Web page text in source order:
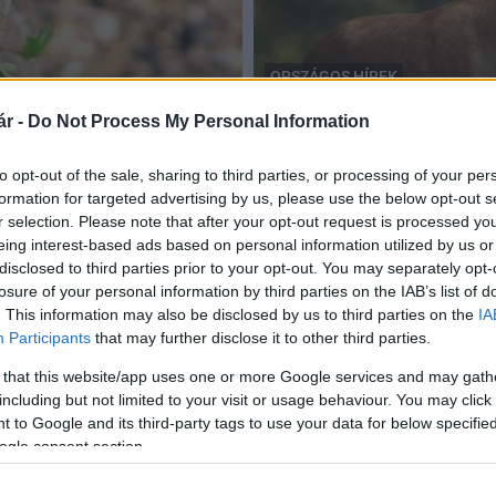
- Do Not Process My Personal Information
opt-out of the sale, sharing to third parties, or processing of your
for targeted advertising by us, please use the below opt-out
selection. Please note that after your opt-out request is processed
interest-based ads based on personal information utilized by us
to third parties prior to your opt-out. You may separately
of your personal information by third parties on the IAB’s list of
This information may also be disclosed by us to third parties on the
Participants that may further disclose it to other third parties.
that this website/app uses one or more Google services and may
but not limited to your visit or usage behaviour. You may
to Google and its third-party tags to use your data for below
consent section.
indul
ORSZÁGOS HÍREK
vadászat
Megkezdődött a
2024.08.29